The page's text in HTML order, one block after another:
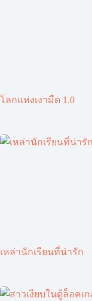
โลกแห่งเงามืด 1.0
เหล่านักเรียนที่น่ารัก